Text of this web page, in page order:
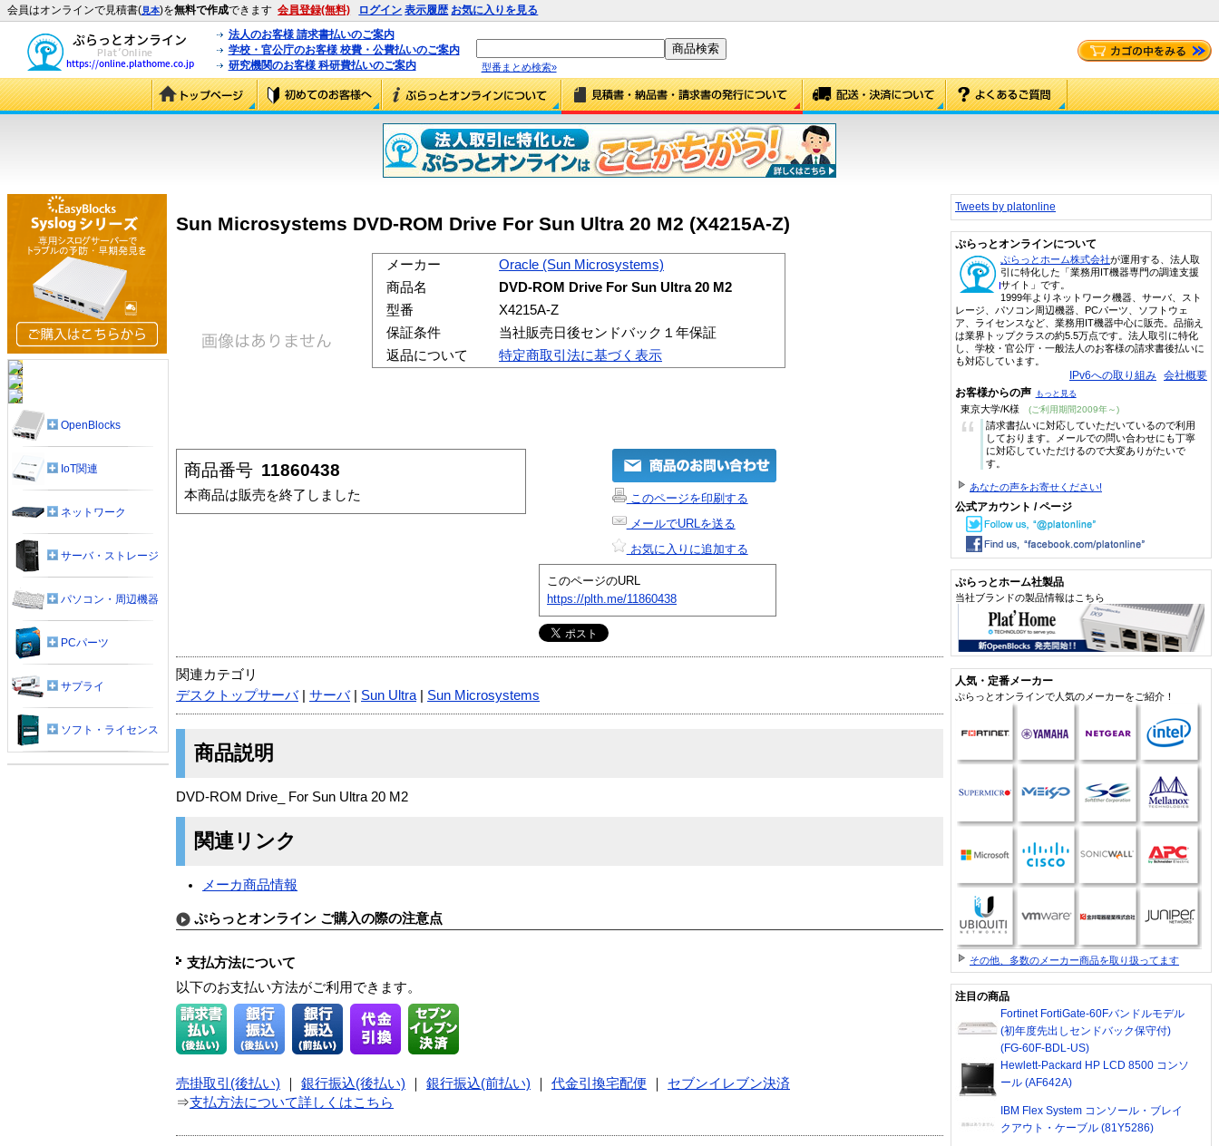
会員はオンラインで見積書(見本)を無料で作成できます 会員登録(無料) ログイン 表示履歴 お気に入りを見る
法人のお客様 請求書払いのご案内
学校・官公庁のお客様 校費・公費払いのご案内
研究機関のお客様 科研費払いのご案内
型番まとめ検索»
Sun Microsystems DVD-ROM Drive For Sun Ultra 20 M2 (X4215A-Z)
メーカー
Oracle (Sun Microsystems)
商品名
DVD-ROM Drive For Sun Ultra 20 M2
型番
X4215A-Z
保証条件
当社販売日後センドバック１年保証
返品について
特定商取引法に基づく表示
商品番号 11860438
本商品は販売を終了しました
このページを印刷する
メールでURLを送る
お気に入りに追加する
このページのURL
https://plth.me/11860438
関連カテゴリ
デスクトップサーバ| サーバ| Sun Ultra Sun Microsystems
商品説明
DVD-ROM Drive_ For Sun Ultra 20 M2
関連リンク
メーカ商品情報
ぷらっとオンライン ご購入の際の注意点
支払方法について
以下のお支払い方法がご利用できます。
売掛取引(後払い) 銀行振込(後払い) 銀行振込(前払い) 代金引換宅配便
セブンイレブン決済
⇒支払方法について詳しくはこちら
OpenBlocks
IoT関連
ネットワーク
サーバ・ストレージ
パソコン・周辺機器
PCパーツ
サプライ
ソフト・ライセンス
Tweets by platonline
ぷらっとオンラインについて
ぷらっとホーム株式会社が運用する、法人取
引に特化した「業務用IT機器専門の調達支援
サイト」です。
1999年よりネットワーク機器、サーバ、スト
レージ、パソコン周辺機器、PCパーツ、ソフトウェ
ア、ライセンスなど、業務用IT機器中心に販売。品揃え
は業界トップクラスの約5.5万点です。法人取引に特化
し、学校・官公庁・一般法人のお客様の請求書後払いに
も対応しています。
IPv6への取り組み 会社概要
お客様からの声 もっと見る
東京大学/K様 (ご利用期間2009年～)
“
請求書払いに対応していただいているので利用
しております。メールでの問い合わせにも丁寧
に対応していただけるので大変ありがたいで
す。
あなたの声をお寄せください!
公式アカウント / ページ
ぷらっとホーム社製品
当社ブランドの製品情報はこちら
人気・定番メーカー
ぷらっとオンラインで人気のメーカーをご紹介！
その他、多数のメーカー商品を取り扱ってます
注目の商品
Fortinet FortiGate-60Fバンドルモデル
(初年度先出しセンドバック保守付)
(FG-60F-BDL-US)
Hewlett-Packard HP LCD 8500 コンソ
ール (AF642A)
IBM Flex System コンソール・ブレイ
クアウト・ケーブル (81Y5286)